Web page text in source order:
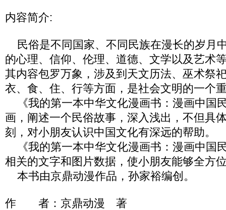
内容简介:
民俗是不同国家、不同民族在漫长的岁月
的心理、信仰、伦理、道德、文学以及艺术
其内容包罗万象，涉及到天文历法、巫术祭
衣、食、住、行等方面，是社会文明的一个
《我的第一本中华文化漫画书：漫画中国
画，阐述一个民俗故事，深入浅出，不但具
刻，对小朋友认识中国文化有深远的帮助。
《我的第一本中华文化漫画书：漫画中国
相关的文字和图片数据，使小朋友能够全方
本书由京鼎动漫作品，孙家裕编创。
作 者：京鼎动漫 著